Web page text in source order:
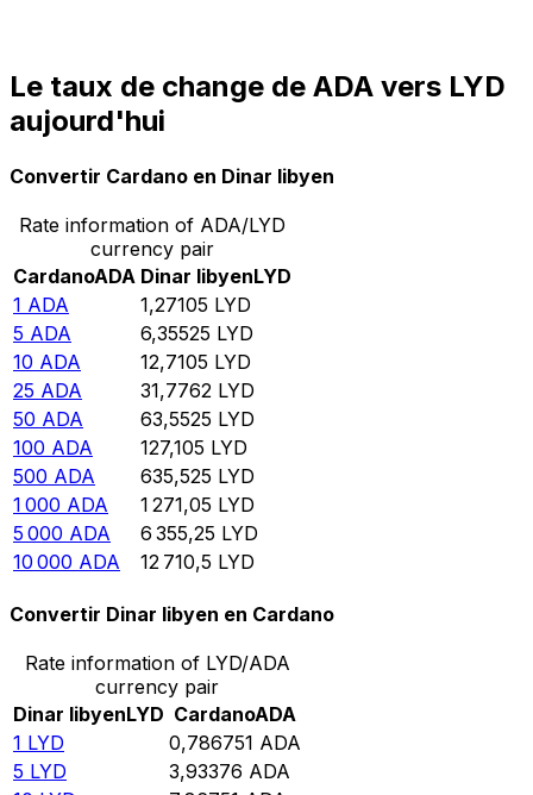
Le taux de change de ADA vers LYD
aujourd'hui
Convertir Cardano en Dinar libyen
Rate information of ADA/LYD
currency pair
CardanoADA Dinar libyenLYD
1 ADA 1,27105 LYD
5 ADA 6,35525 LYD
10 ADA 12,7105 LYD
25 ADA 31,7762 LYD
50 ADA 63,5525 LYD
100 ADA 127,105 LYD
500 ADA 635,525 LYD
1 000 ADA 1 271,05 LYD
5 000 ADA 6 355,25 LYD
10 000 ADA 12 710,5 LYD
Convertir Dinar libyen en Cardano
Rate information of LYD/ADA
currency pair
Dinar libyenLYD CardanoADA
1 LYD 0,786751 ADA
5 LYD 3,93376 ADA